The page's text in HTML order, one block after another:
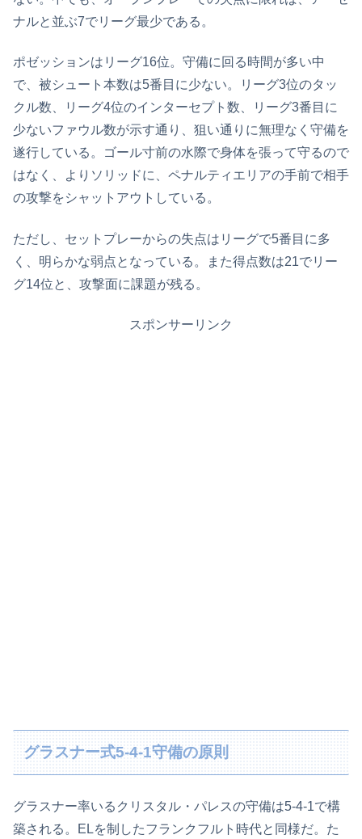
ナルと並ぶ7でリーグ最少である。
ポゼッションはリーグ16位。守備に回る時間が多い中
で、被シュート本数は5番目に少ない。リーグ3位のタッ
クル数、リーグ4位のインターセプト数、リーグ3番目に
少ないファウル数が示す通り、狙い通りに無理なく守備を
遂行している。ゴール寸前の水際で身体を張って守るので
はなく、よりソリッドに、ペナルティエリアの手前で相手
の攻撃をシャットアウトしている。
ただし、セットプレーからの失点はリーグで5番目に多
く、明らかな弱点となっている。また得点数は21でリー
グ14位と、攻撃面に課題が残る。
スポンサーリンク
グラスナー式5-4-1守備の原則
グラスナー率いるクリスタル・パレスの守備は5-4-1で構
築される。ELを制したフランクフルト時代と同様だ。た